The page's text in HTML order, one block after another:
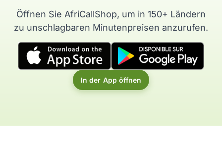
Öffnen Sie AfriCallShop, um in 150+ Ländern
zu unschlagbaren Minutenpreisen anzurufen.
In der App öffnen